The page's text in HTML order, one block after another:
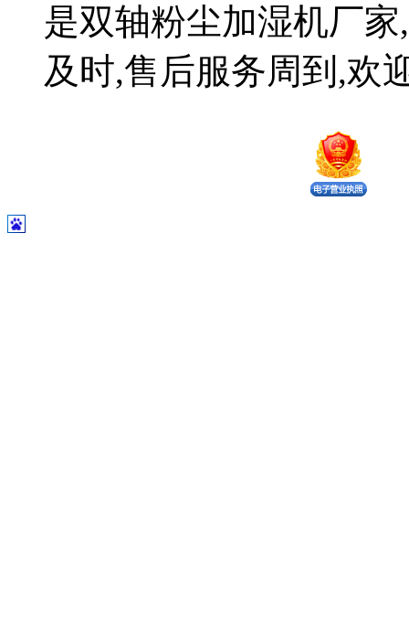
是双轴粉尘加湿机厂
及时,售后服务周到,欢